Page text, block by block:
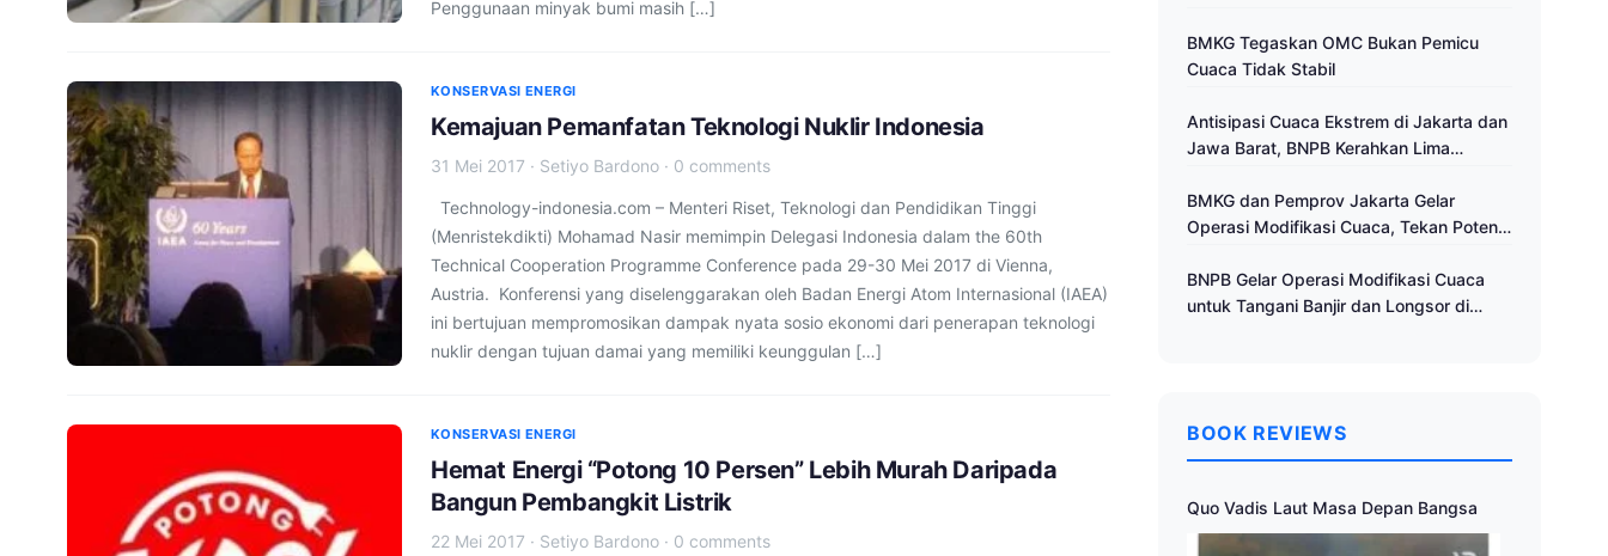
Penggunaan minyak bumi masih […]
KONSERVASI ENERGI
Kemajuan Pemanfatan Teknologi Nuklir Indonesia
31 Mei 2017 · Setiyo Bardono · 0 comments
Technology-indonesia.com – Menteri Riset, Teknologi dan Pendidikan Tinggi
(Menristekdikti) Mohamad Nasir memimpin Delegasi Indonesia dalam the 60th
Technical Cooperation Programme Conference pada 29-30 Mei 2017 di Vienna,
Austria. Konferensi yang diselenggarakan oleh Badan Energi Atom Internasional (IAEA)
ini bertujuan mempromosikan dampak nyata sosio ekonomi dari penerapan teknologi
nuklir dengan tujuan damai yang memiliki keunggulan […]
KONSERVASI ENERGI
Hemat Energi “Potong 10 Persen” Lebih Murah Daripada
Bangun Pembangkit Listrik
22 Mei 2017 · Setiyo Bardono · 0 comments
BMKG Tegaskan OMC Bukan Pemicu
Cuaca Tidak Stabil
Antisipasi Cuaca Ekstrem di Jakarta dan
Jawa Barat, BNPB Kerahkan Lima
Cuaca
BMKG dan Pemprov Jakarta Gelar
Operasi Modifikasi Cuaca, Tekan Potensi
BNPB Gelar Operasi Modifikasi Cuaca
untuk Tangani Banjir dan Longsor di
BOOK REVIEWS
Quo Vadis Laut Masa Depan Bangsa